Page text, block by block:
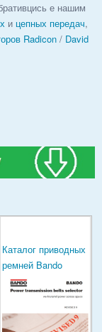
е нашим
и цепных передач,
Radicon / David
Каталог приводных
ремней Bando